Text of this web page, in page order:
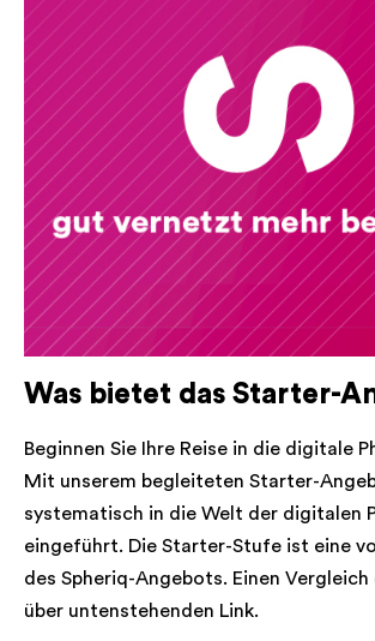
Was bietet das Starter-
Beginnen Sie Ihre Reise in die digitale
Mit unserem begleiteten Starter-
systematisch in die Welt der digitalen
eingeführt. Die Starter-Stufe ist eine
des Spheriq-Angebots. Einen Vergleich
über untenstehenden Link.